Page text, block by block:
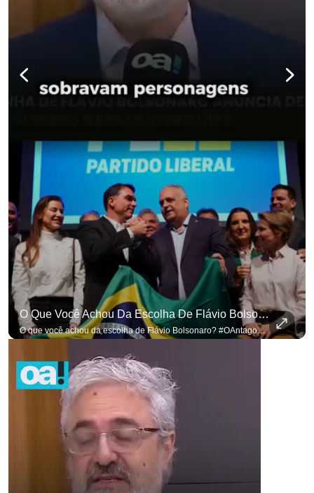
O Que Você Achou Da Escolha De Flávio Bolsonaro? #OAntagonista
O que você achou da escolha de Flávio Bolsonaro? #OAntagonista Se você busca informação com credibilidade, inscreva-se agora e ative o